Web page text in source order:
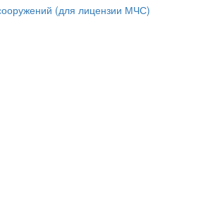
(для лицензии МЧС)